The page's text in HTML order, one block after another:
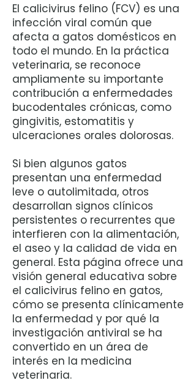
El calicivirus felino (FCV) es una
infección viral común que
afecta a gatos domésticos en
todo el mundo. En la práctica
veterinaria, se reconoce
ampliamente su importante
contribución a enfermedades
bucodentales crónicas, como
gingivitis, estomatitis y
ulceraciones orales dolorosas.
Si bien algunos gatos
presentan una enfermedad
leve o autolimitada, otros
desarrollan signos clínicos
persistentes o recurrentes que
interfieren con la alimentación,
el aseo y la calidad de vida en
general. Esta página ofrece una
visión general educativa sobre
el calicivirus felino en gatos,
cómo se presenta clínicamente
la enfermedad y por qué la
investigación antiviral se ha
convertido en un área de
interés en la medicina
veterinaria.